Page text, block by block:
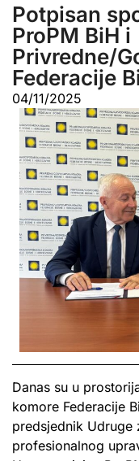
Potpisan
ProPM BiH i
Privredne/
Federacije
04/11/2025
Danas su u
komore Federacije
predsjednik
profesionalnog